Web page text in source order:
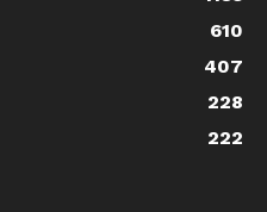
610
407
228
222